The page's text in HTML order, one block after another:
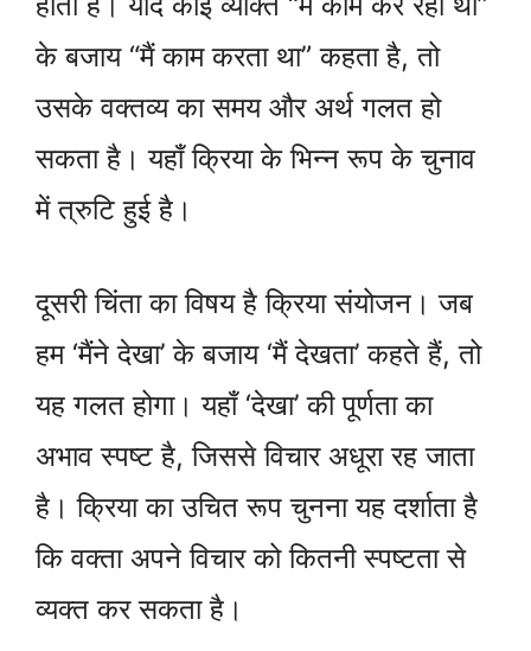
के बजाय “मैं काम करता था” कहता है, तो
उसके वक्तव्य का समय और अर्थ गलत हो
सकता है। यहाँ क्रिया के भिन्न रूप के चुनाव
में त्रुटि हुई है।
दूसरी चिंता का विषय है क्रिया संयोजन। जब
हम ‘मैंने देखा’ के बजाय ‘मैं देखता’ कहते हैं, तो
यह गलत होगा। यहाँ ‘देखा’ की पूर्णता का
अभाव स्पष्ट है, जिससे विचार अधूरा रह जाता
है। क्रिया का उचित रूप चुनना यह दर्शाता है
कि वक्ता अपने विचार को कितनी स्पष्टता से
व्यक्त कर सकता है।